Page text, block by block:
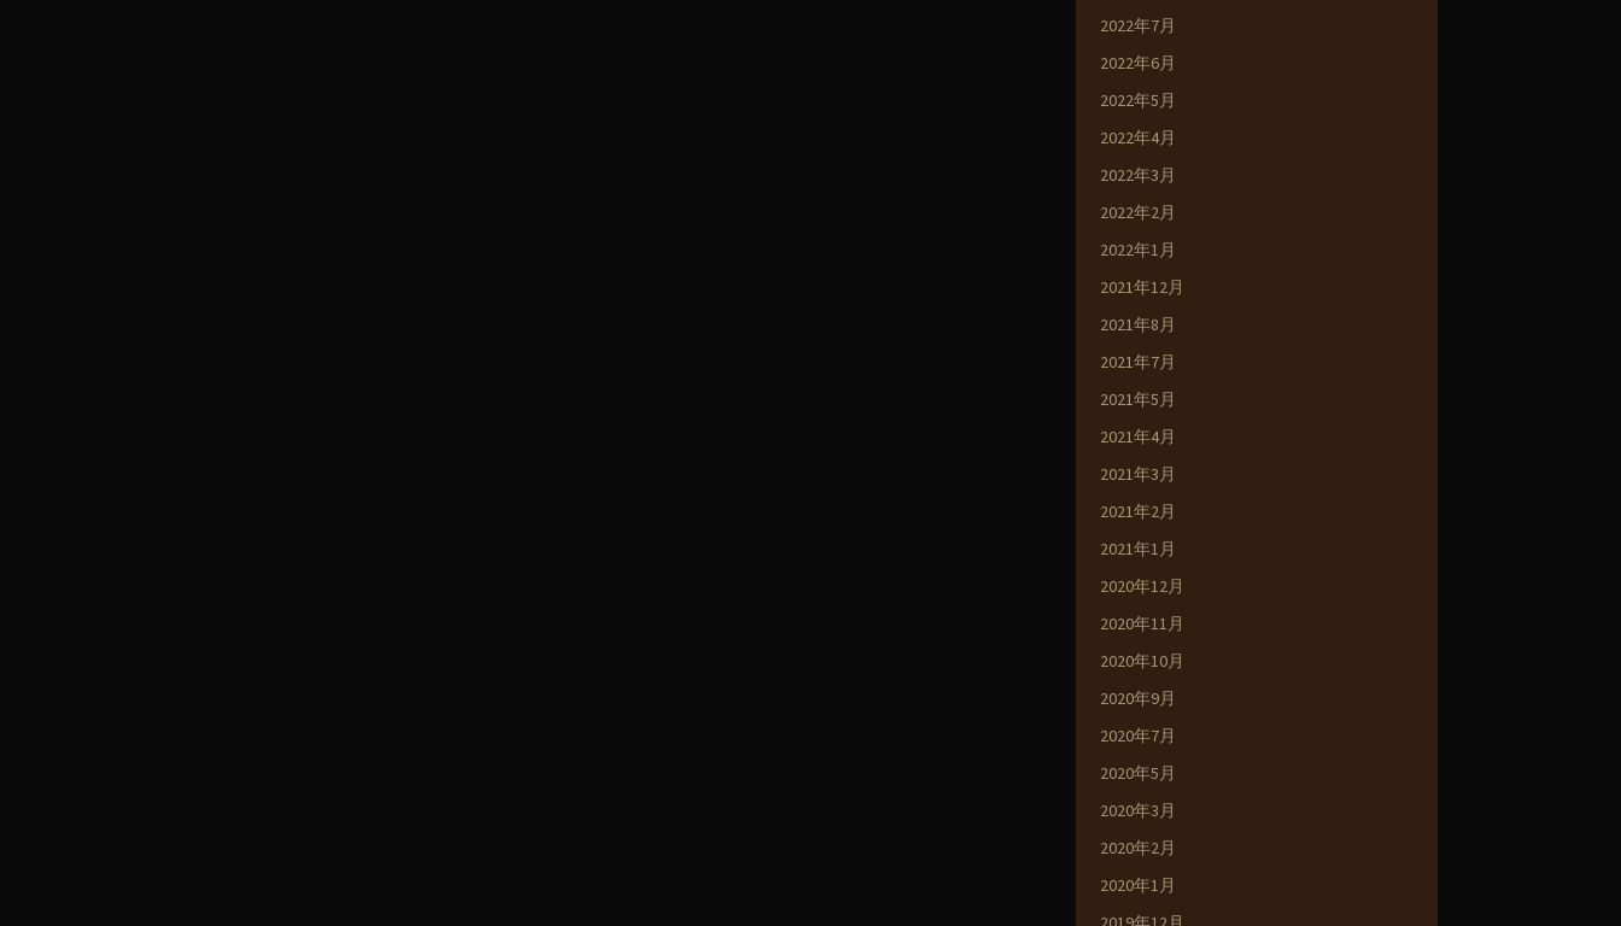
2022年7月
2022年6月
2022年5月
2022年4月
2022年3月
2022年2月
2022年1月
2021年12月
2021年8月
2021年7月
2021年5月
2021年4月
2021年3月
2021年2月
2021年1月
2020年12月
2020年11月
2020年10月
2020年9月
2020年7月
2020年5月
2020年3月
2020年2月
2020年1月